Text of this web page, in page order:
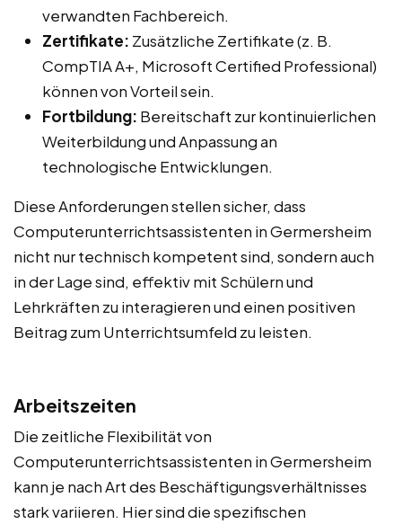
verwandten Fachbereich.
Zertifikate: Zusätzliche Zertifikate (z. B.
CompTIA A+, Microsoft Certified Professional)
können von Vorteil sein.
Fortbildung: Bereitschaft zur kontinuierlichen
Weiterbildung und Anpassung an
technologische Entwicklungen.
Diese Anforderungen stellen sicher, dass
Computerunterrichtsassistenten in Germersheim
nicht nur technisch kompetent sind, sondern auch
in der Lage sind, effektiv mit Schülern und
Lehrkräften zu interagieren und einen positiven
Beitrag zum Unterrichtsumfeld zu leisten.
Arbeitszeiten
Die zeitliche Flexibilität von
Computerunterrichtsassistenten in Germersheim
kann je nach Art des Beschäftigungsverhältnisses
stark variieren. Hier sind die spezifischen